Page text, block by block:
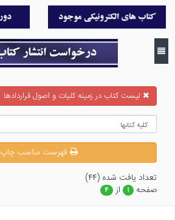
ليست كتاب در زمينه كليات و اصول قراردادها
فهرست مناسب چاپ
تعداد يافت شده (۴۴)
صفحه
۱ از ۴